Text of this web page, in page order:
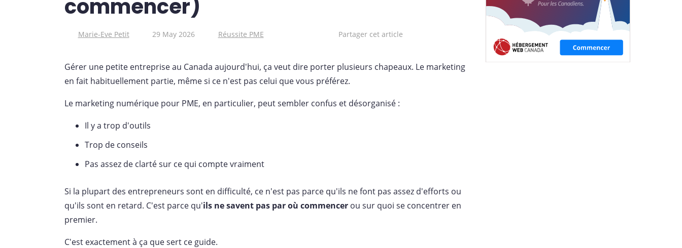
commencer)
Partager cet article
Marie-Eve Petit 29 May 2026 Réussite PME
Gérer une petite entreprise au Canada aujourd'hui, ça veut dire porter plusieurs chapeaux. Le marketing
en fait habituellement partie, même si ce n'est pas celui que vous préférez.
Le marketing numérique pour PME, en particulier, peut sembler confus et désorganisé :
Il y a trop d'outils
Trop de conseils
Pas assez de clarté sur ce qui compte vraiment
Si la plupart des entrepreneurs sont en difficulté, ce n'est pas parce qu'ils ne font pas assez d'efforts ou
qu'ils sont en retard. C'est parce qu'ils ne savent pas par où commencer ou sur quoi se concentrer en
premier.
C'est exactement à ça que sert ce guide.